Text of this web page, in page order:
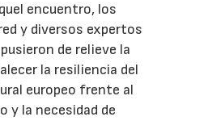
encuentro, los
y diversos expertos
de relieve la
la resiliencia del
europeo frente al
y la necesidad de